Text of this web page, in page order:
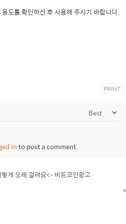
도를 확인하신 후 사용해 주시기 바랍니다.
PRINT
into post a comment.
게 오래 걸려요<- 비트코인광고
»